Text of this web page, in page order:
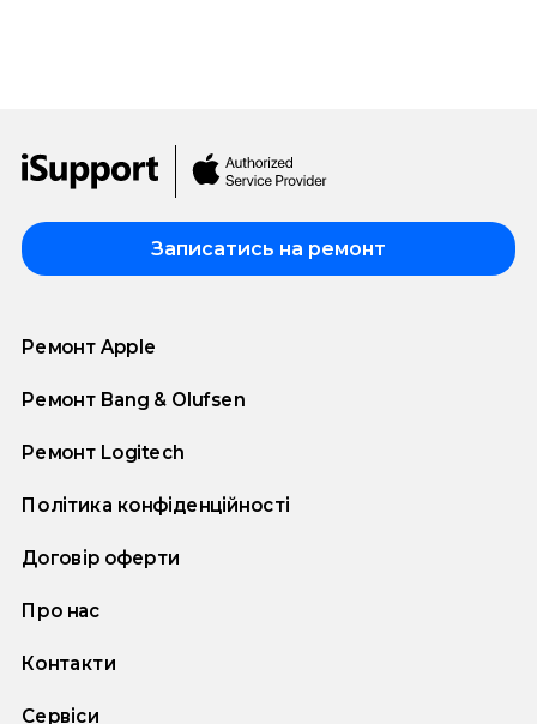
Записатись на ремонт
Ремонт Apple
Ремонт Bang & Olufsen
Ремонт Logitech
Політика конфіденційності
Договір оферти
Про нас
Контакти
Сервіси